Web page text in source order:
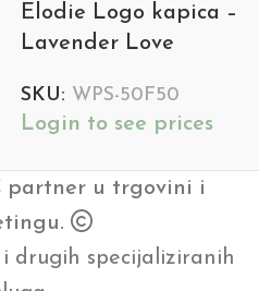
Elodie Logo kapica –
Lavender Love
SKU: WPS-50F50
Login to see prices
partner u trgovini i
drugih specijaliziranih